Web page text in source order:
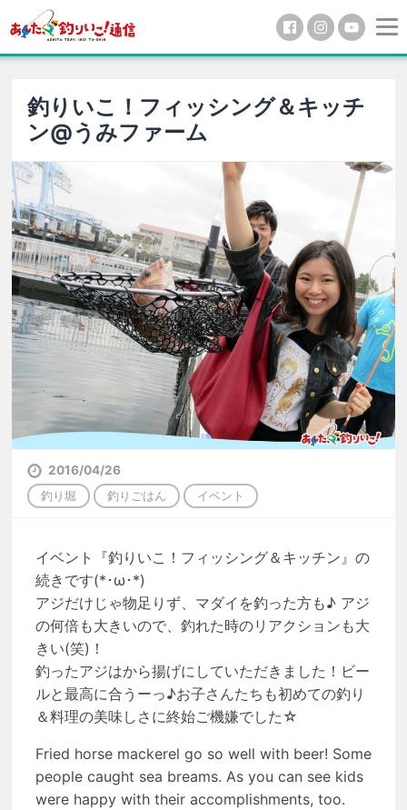
釣りいこ！フィッシング＆キッチ
ン@うみファーム
2016/04/26
釣り堀
釣りごはん イベント
イベント『釣りいこ！フィッシング＆キッチン』の
続きです(*･ω･*)
アジだけじゃ物足りず、マダイを釣った方も♪ アジ
の何倍も大きいので、釣れた時のリアクションも大
きい(笑)！
釣ったアジはから揚げにしていただきました！ビー
ルと最高に合うーっ♪お子さんたちも初めての釣り
＆料理の美味しさに終始ご機嫌でした☆
Fried horse mackerel go so well with beer! Some
people caught sea breams. As you can see kids
were happy with their accomplishments, too.